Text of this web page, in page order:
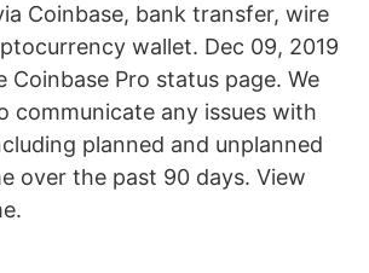
Coinbase, bank transfer, wire
wallet. Dec 09, 2019
Coinbase Pro status page. We
communicate any issues with
planned and unplanned
over the past 90 days. View